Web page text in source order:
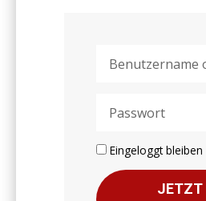
Eingeloggt bleiben
JETZT